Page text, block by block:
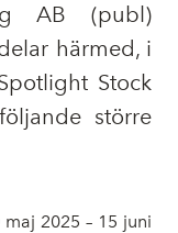
AB (publ)
härmed, i
Stock
större
2025 – 15 juni